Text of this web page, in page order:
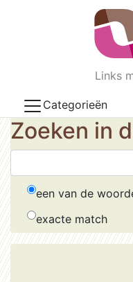
Skip to main content
Links
Categorieën
Zoeken in
een van de
exacte match